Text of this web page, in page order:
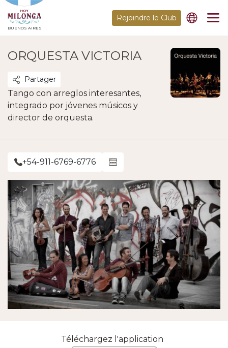
BUENOS AIRES
Rejoindre le Club
ORQUESTA VICTORIA
Partager
Tango con arreglos interesantes,
integrado por jóvenes músicos y
director de orquesta.
+54-911-6769-6776
Téléchargez l'application